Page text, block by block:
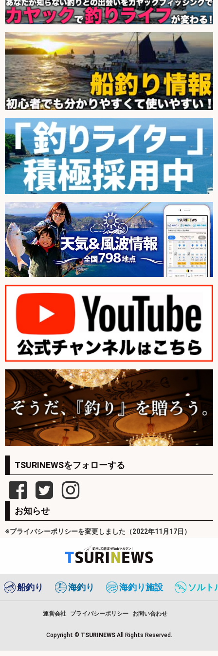
TSURINEWSをフォローする
お知らせ
※プライバシーポリシーを変更しました（2022年11月17日）
船釣り 海釣り 海釣り施設 ソルト
運営会社 プライバシーポリシー お問い合わせ
Copyright © TSURINEWS All Rights Reserved.